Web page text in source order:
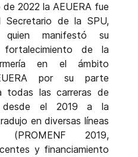
2022 la AEUERA fue
de la SPU,
manifestó su
de la
en el ámbito
por su parte
todas las carreras de
desde el 2019 a la
en diversas líneas
(PROMENF 2019,
y financiamiento